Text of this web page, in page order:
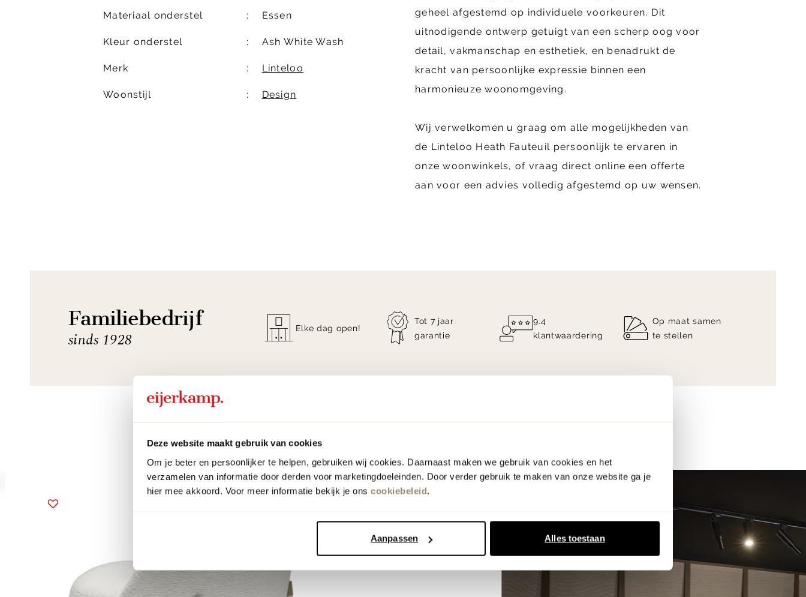
Deze website maakt gebruik van cookies
Om je beter en persoonlijker te helpen, gebruiken wij cookies. Daarnaast maken we gebruik van cookies en het
verzamelen van informatie door derden voor marketingdoeleinden. Door verder gebruik te maken van onze website ga je
hier mee akkoord. Voor meer informatie bekijk je ons cookiebeleid.
Aanpassen Alles toestaan
Materiaal onderstel Essen
Kleur onderstel Ash White Wash
Merk Linteloo
Woonstijl Design
geheel afgestemd op individuele voorkeuren. Dit
uitnodigende ontwerp getuigt van een scherp oog voor
detail, vakmanschap en esthetiek, en benadrukt de
kracht van persoonlijke expressie binnen een
harmonieuze woonomgeving.
Wij verwelkomen u graag om alle mogelijkheden van
de Linteloo Heath Fauteuil persoonlijk te ervaren in
onze woonwinkels, of vraag direct online een offerte
aan voor een advies volledig afgestemd op uw wensen.
Familiebedrijf
sinds 1928
Elke dag open!
Tot 7 jaar
garantie
9.4
klantwaardering
Op maat samen
te stellen